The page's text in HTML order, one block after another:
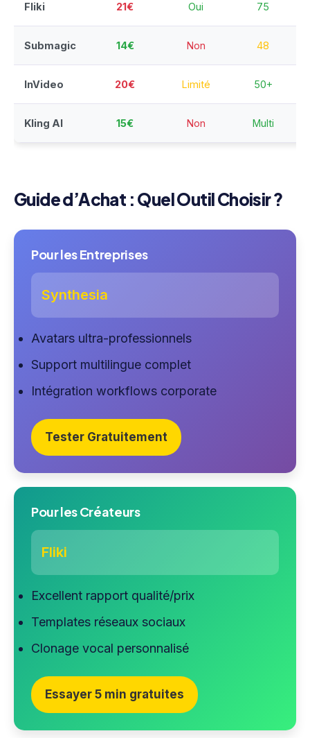
Fliki 21€ Oui 75
Submagic 14€ Non 48
InVideo 20€ Limité 50+
Kling AI 15€ Non Multi
Guide d’Achat : Quel Outil Choisir ?
Pour les Entreprises
Synthesia
Avatars ultra-professionnels
Support multilingue complet
Intégration workflows corporate
Tester Gratuitement
Pour les Créateurs
Fliki
Excellent rapport qualité/prix
Templates réseaux sociaux
Clonage vocal personnalisé
Essayer 5 min gratuites